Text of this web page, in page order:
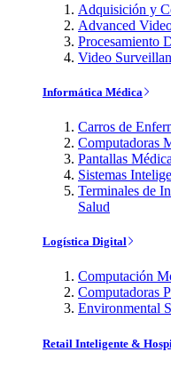
Adquisición y
Advanced
Procesamiento
Video
Informática Médica
Carros de
Computadoras
Pantallas
Sistemas
Terminales de
Salud
Logística Digital
Computación
Computadoras
Environmental
Retail Inteligente &